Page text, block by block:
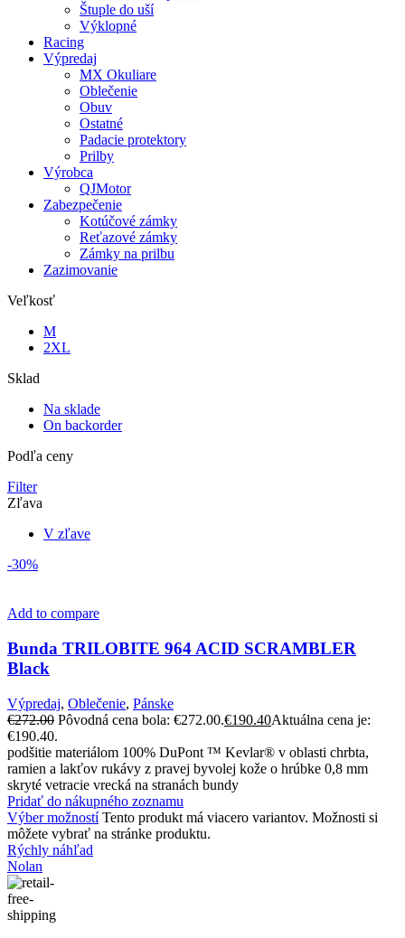
Štuple do uší
Výklopné
Racing
Výpredaj
MX Okuliare
Oblečenie
Obuv
Ostatné
Padacie protektory
Prilby
Výrobca
QJMotor
Zabezpečenie
Kotúčové zámky
Reťazové zámky
Zámky na prilbu
Zazimovanie
Veľkosť
M
2XL
Sklad
Na sklade
On backorder
Podľa ceny
Filter
Zľava
V zľave
-30%
Add to compare
Bunda TRILOBITE 964 ACID SCRAMBLER
Black
Výpredaj, Oblečenie, Pánske
€272.00 Pôvodná cena bola: €272.00.€190.40Aktuálna cena je:
€190.40.
podšitie materiálom 100% DuPont ™ Kevlar® v oblasti chrbta,
ramien a lakťov rukávy z pravej byvolej kože o hrúbke 0,8 mm
skryté vetracie vrecká na stranách bundy
Pridať do nákupného zoznamu
Výber možností Tento produkt má viacero variantov. Možnosti si
môžete vybrať na stránke produktu.
Rýchly náhľad
Nolan